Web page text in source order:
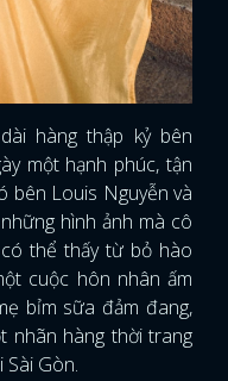
hàng thập kỷ bên
một hạnh phúc, tận
bên Louis Nguyễn và
hình ảnh mà cô
thể thấy từ bỏ hào
cuộc hôn nhân ấm
bỉm sữa đảm đang,
nhãn hàng thời trang
Sài Gòn.